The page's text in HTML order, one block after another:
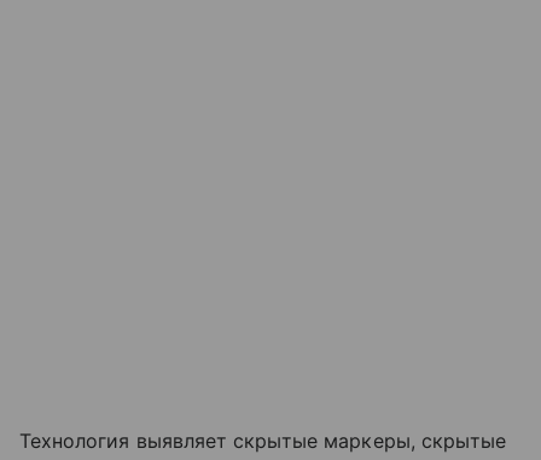
Технология выявляет скрытые маркеры, скрытые